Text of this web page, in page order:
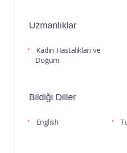
Uzmanlıklar
Kadın Hastalıkları ve
Doğum
Bildiği Diller
English